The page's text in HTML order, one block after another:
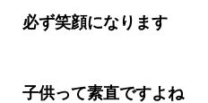
必ず笑顔になります
子供って素直ですよね